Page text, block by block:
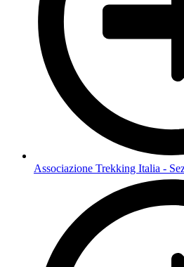
Associazione Trekking Italia -